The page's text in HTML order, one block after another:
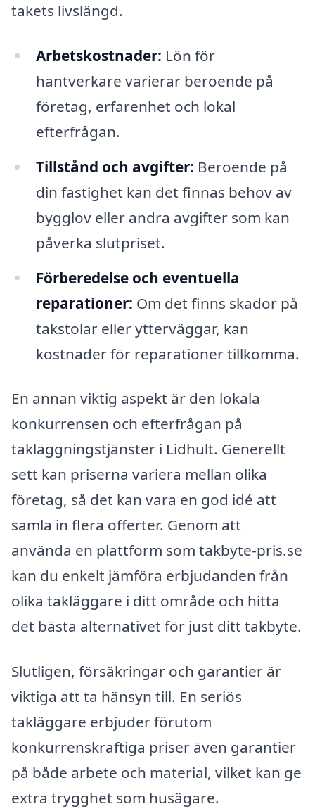
takets livslängd.
Arbetskostnader: Lön för
hantverkare varierar beroende på
företag, erfarenhet och lokal
efterfrågan.
Tillstånd och avgifter: Beroende på
din fastighet kan det finnas behov av
bygglov eller andra avgifter som kan
påverka slutpriset.
Förberedelse och eventuella
reparationer: Om det finns skador på
takstolar eller ytterväggar, kan
kostnader för reparationer tillkomma.
En annan viktig aspekt är den lokala
konkurrensen och efterfrågan på
takläggningstjänster i Lidhult. Generellt
sett kan priserna variera mellan olika
företag, så det kan vara en god idé att
samla in flera offerter. Genom att
använda en plattform som takbyte-pris.se
kan du enkelt jämföra erbjudanden från
olika takläggare i ditt område och hitta
det bästa alternativet för just ditt takbyte.
Slutligen, försäkringar och garantier är
viktiga att ta hänsyn till. En seriös
takläggare erbjuder förutom
konkurrenskraftiga priser även garantier
på både arbete och material, vilket kan ge
extra trygghet som husägare.